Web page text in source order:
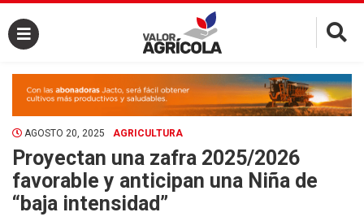
×
AGOSTO 20, 2025 AGRICULTURA
Proyectan una zafra 2025/2026
favorable y anticipan una Niña de
“baja intensidad”